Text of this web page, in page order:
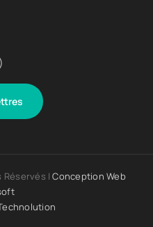
Réservés |Conception Web